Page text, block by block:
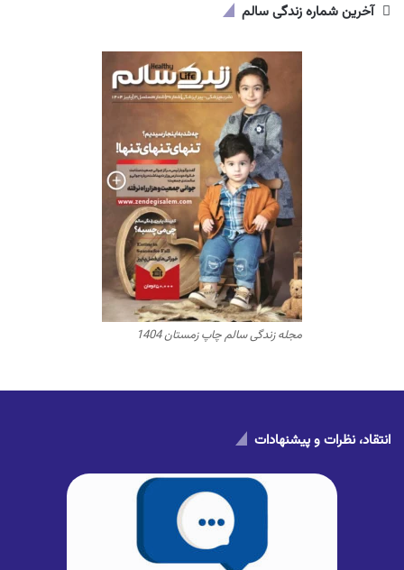
آخرین شماره زندگی سالم
مجله زندگی سالم چاپ زمستان 1404
انتقاد، نظرات و پیشنهادات